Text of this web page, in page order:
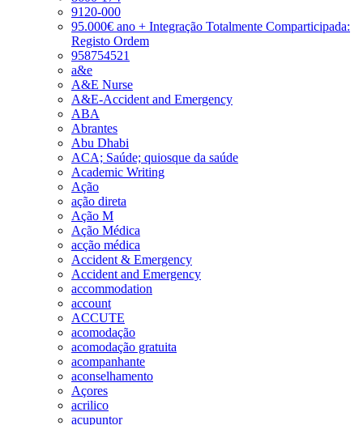
9120-000
95.000€ ano + Integração Totalmente Comparticipada:
Registo Ordem
958754521
a&e
A&E Nurse
A&E-Accident and Emergency
ABA
Abrantes
Abu Dhabi
ACA; Saúde; quiosque da saúde
Academic Writing
Ação
ação direta
Ação M
Ação Médica
acção médica
Accident & Emergency
Accident and Emergency
accommodation
account
ACCUTE
acomodação
acomodação gratuita
acompanhante
aconselhamento
Açores
acrilico
acupuntor